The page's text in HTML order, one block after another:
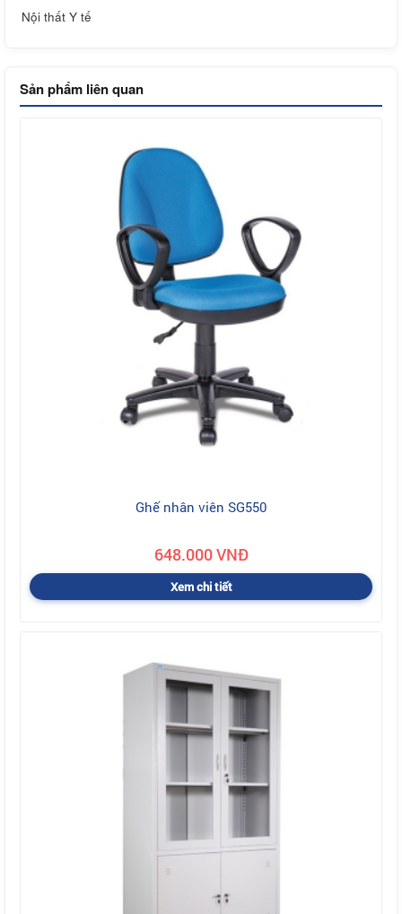
Nội thất Y tế
Sản phẩm liên quan
Ghế nhân viên SG550
648.000 VNĐ
Xem chi tiết